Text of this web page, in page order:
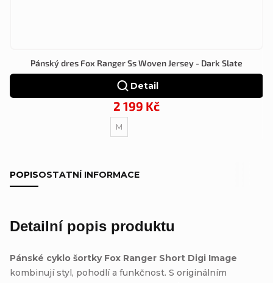
Pánský dres Fox Ranger Ss Woven Jersey - Dark Slate
2 199 Kč
Detail
M
POPISOSTATNÍ INFORMACE
Detailní popis produktu
Pánské cyklo šortky Fox Ranger Short Digi Image
kombinují styl, pohodlí a funkčnost. S originálním